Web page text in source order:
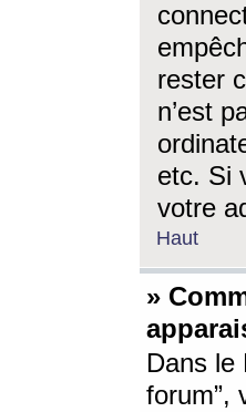
rester
n’est
etc. Si
votre
Haut
»
Dans le
forum”,